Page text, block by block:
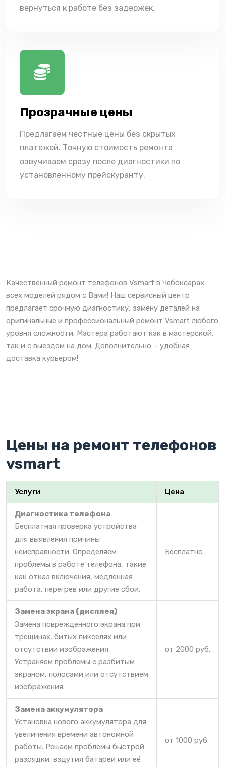
вернуться к работе без задержек.
Прозрачные цены
Предлагаем честные цены без скрытых
платежей. Точную стоимость ремонта
озвучиваем сразу после диагностики по
установленному прейскуранту.
Качественный ремонт телефонов Vsmart в Чебоксарах
всех моделей рядом с Вами! Наш сервисный центр
предлагает срочную диагностику, замену деталей на
оригинальные и профессиональный ремонт Vsmart любого
уровня сложности. Мастера работают как в мастерской,
так и с выездом на дом. Дополнительно – удобная
доставка курьером!
Цены на ремонт телефонов
vsmart
Услуги Цена
Диагностика телефона
Бесплатная проверка устройства
для выявления причины
неисправности. Определяем
проблемы в работе телефона, такие
как отказ включения, медленная
работа, перегрев или другие сбои.
Бесплатно
Замена экрана (дисплея)
Замена поврежденного экрана при
трещинах, битых пикселях или
отсутствии изображения.
Устраняем проблемы с разбитым
экраном, полосами или отсутствием
изображения.
от 2000 руб.
Замена аккумулятора
Установка нового аккумулятора для
увеличения времени автономной
работы. Решаем проблемы быстрой
разрядки, вздутия батареи или её
от 1000 руб.